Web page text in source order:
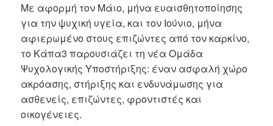
Με αφορμή τον Μάιο, μήνα ευαισθητοποίησης
για την ψυχική υγεία, και τον Ιούνιο, μήνα
αφιερωμένο στους επιζώντες από τον καρκίνο,
το Κάπα3 παρουσιάζει τη νέα Ομάδα
Ψυχολογικής Υποστήριξης: έναν ασφαλή χώρο
ακρόασης, στήριξης και ενδυνάμωσης για
ασθενείς, επιζώντες, φροντιστές και
οικογένειες.